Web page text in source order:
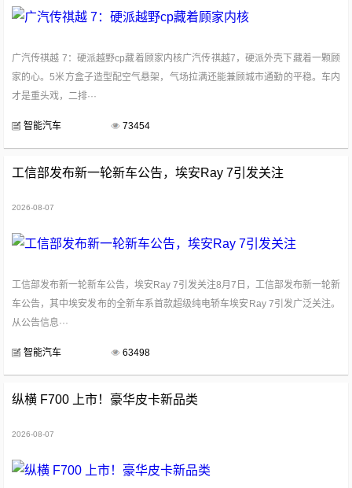
广汽传祺越 7：硬派越野cp藏着顾家内核广汽传祺越7，硬派外壳下藏着一颗顾
家的心。5米方盒子造型配空气悬架，气场拉满还能兼顾城市通勤的平稳。车内
才是重头戏，二排···
智能汽车 73454
工信部发布新一轮新车公告，埃安Ray 7引发关注
2026-08-07
工信部发布新一轮新车公告，埃安Ray 7引发关注8月7日，工信部发布新一轮新
车公告，其中埃安发布的全新车系首款超级纯电轿车埃安Ray 7引发广泛关注。
从公告信息···
智能汽车 63498
纵横 F700 上市！豪华皮卡新品类
2026-08-07